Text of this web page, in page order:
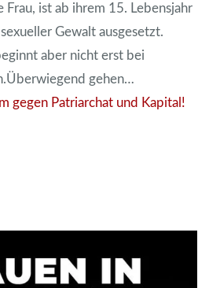
Frau, ist ab ihrem 15. Lebensjahr
Gewalt ausgesetzt.
aber nicht erst bei
gehen…
gegen Patriarchat und Kapital!